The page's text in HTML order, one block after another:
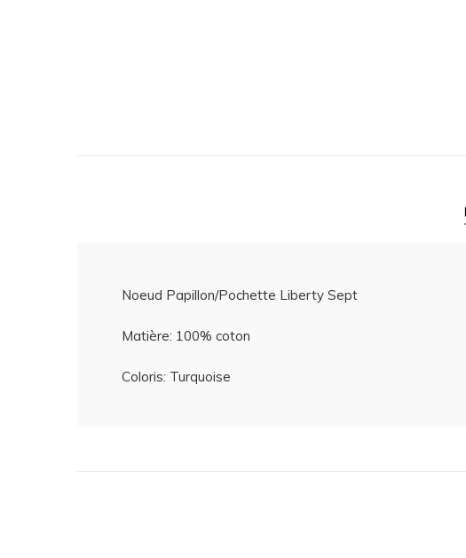
Noeud Papillon/Pochette Liberty Sept
Matière: 100% coton
Coloris: Turquoise